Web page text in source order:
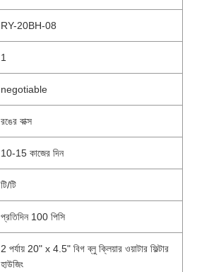
RY-20BH-08
1
negotiable
রঙের বাক্স
10-15 কাজের দিন
টি/টি
প্রতিদিন 100 পিসি
2 পর্যায় 20" x 4.5" বিগ ব্লু ক্লিয়ার ওয়াটার ফিল্টার
হাউজিং